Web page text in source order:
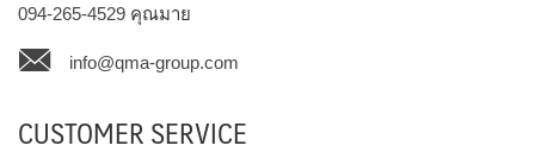
094-265-4529 คุณมาย
info@qma-group.com
CUSTOMER SERVICE